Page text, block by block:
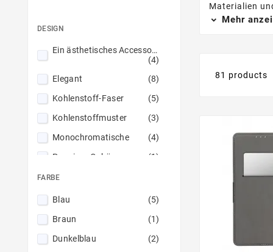
DESIGN
Ein ästhetisches Accessoire
(4)
Elegant
(8)
Kohlenstoff-Faser
(5)
Kohlenstoffmuster
(3)
Monochromatische
(4)
Premium-Gehäuse
(1)
Stilvoll
FARBE
Blau
(5)
Braun
(1)
Dunkelblau
(2)
Materialien
Mehr
81 products